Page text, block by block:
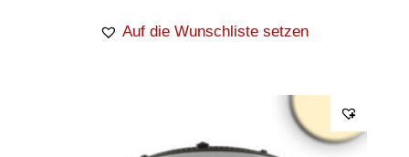
Auf die Wunschliste setzen